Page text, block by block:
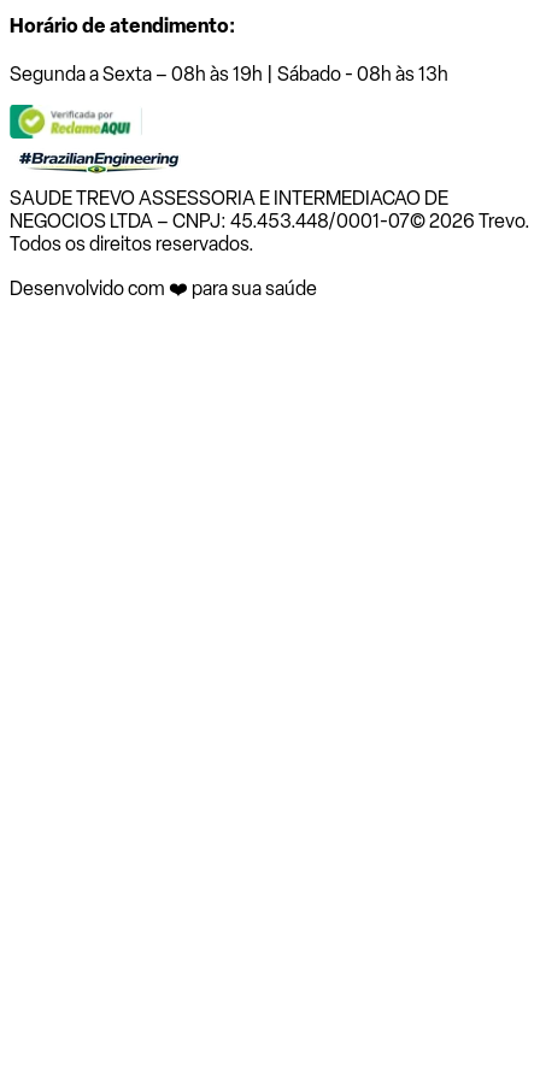
Horário de atendimento:
Segunda a Sexta – 08h às 19h | Sábado - 08h às 13h
SAUDE TREVO ASSESSORIA E INTERMEDIACAO DE
NEGOCIOS LTDA – CNPJ: 45.453.448/0001-07© 2026 Trevo.
Todos os direitos reservados.
Desenvolvido com ❤️ para sua saúde